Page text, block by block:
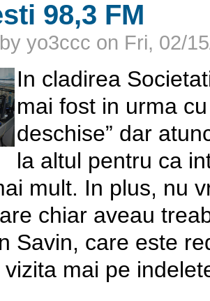
98,3 FM
yo3ccc on Fri, 02/
In cladirea
mai fost in urma
deschise” dar
la altul pentru ca
mult. In plus, nu
chiar aveau
Savin, care este
mai pe